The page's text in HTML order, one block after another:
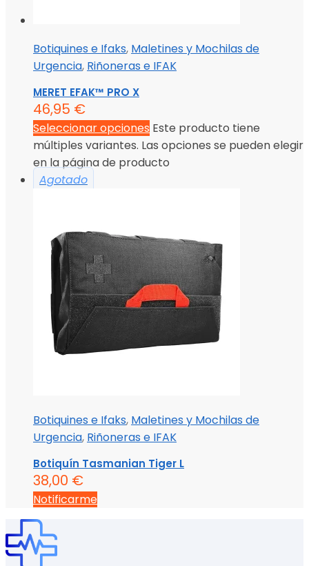
Botiquines e Ifaks, Maletines y Mochilas de
Urgencia, Riñoneras e IFAK
MERET EFAK™ PRO X
46,95 €
Seleccionar opciones Este producto tiene
múltiples variantes. Las opciones se pueden elegir
en la página de producto
Agotado
Botiquines e Ifaks, Maletines y Mochilas de
Urgencia, Riñoneras e IFAK
Botiquín Tasmanian Tiger L
38,00 €
Notificarme